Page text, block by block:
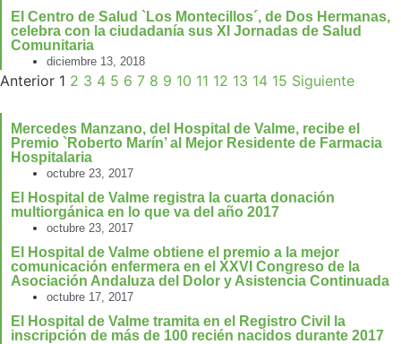
El Centro de Salud `Los Montecillos´, de Dos Hermanas,
celebra con la ciudadanía sus XI Jornadas de Salud
Comunitaria
diciembre 13, 2018
Anterior 1 2 3 4 5 6 7 8 9 10 11 12 13 14 15 Siguiente
Mercedes Manzano, del Hospital de Valme, recibe el
Premio `Roberto Marín’ al Mejor Residente de Farmacia
Hospitalaria
octubre 23, 2017
El Hospital de Valme registra la cuarta donación
multiorgánica en lo que va del año 2017
octubre 23, 2017
El Hospital de Valme obtiene el premio a la mejor
comunicación enfermera en el XXVI Congreso de la
Asociación Andaluza del Dolor y Asistencia Continuada
octubre 17, 2017
El Hospital de Valme tramita en el Registro Civil la
inscripción de más de 100 recién nacidos durante 2017